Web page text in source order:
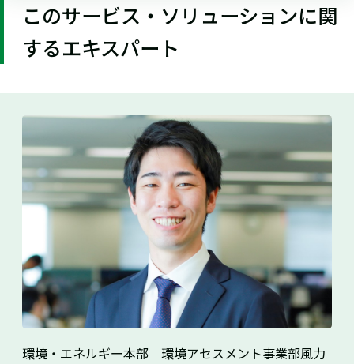
このサービス・ソリューションに関
するエキスパート
環境・エネルギー本部 環境アセスメント事業部風力